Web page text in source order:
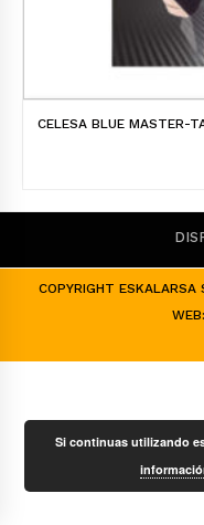
CELESA BLUE MASTER-
COPYRIGHT ESKALARSA
WEB:
Si continuas utilizando